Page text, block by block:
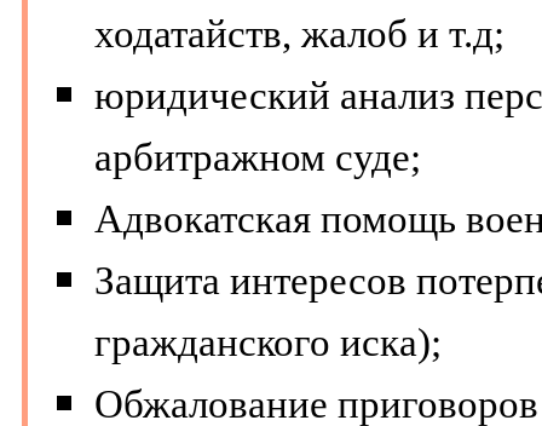
ходатайств, жалоб и т.д;
юридический анализ
арбитражном суде;
Адвокатская помощь
Защита интересов
гражданского иска);
Обжалование